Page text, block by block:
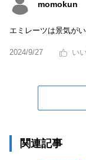
momokun
エミレーツは景気が
2024/9/27
関連記事